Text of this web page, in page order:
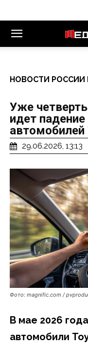
НОВОСТИ РОССИИ
Уже
идет
автомобилей
29.06.2026, 13:13
Фото: magnific.com /
В мае 2026
автомобили